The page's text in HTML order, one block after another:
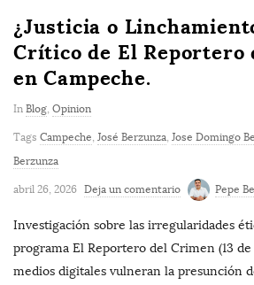
¿Justicia o
Crítico de El Reportero
en Campeche.
In Blog, Opinion
Tags Campeche, José Berzunza, Jose Domingo
Berzunza
abril 26, 2026 Deja un comentario Pepe
Investigación sobre las irregularidades
programa El Reportero del Crimen (13
medios digitales vulneran la presunción